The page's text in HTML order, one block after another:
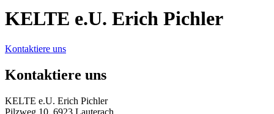
KELTE e.U. Erich Pichler
Kontaktiere uns
Kontaktiere uns
KELTE e.U. Erich Pichler
Pilzweg 10, 6923 Lauterach